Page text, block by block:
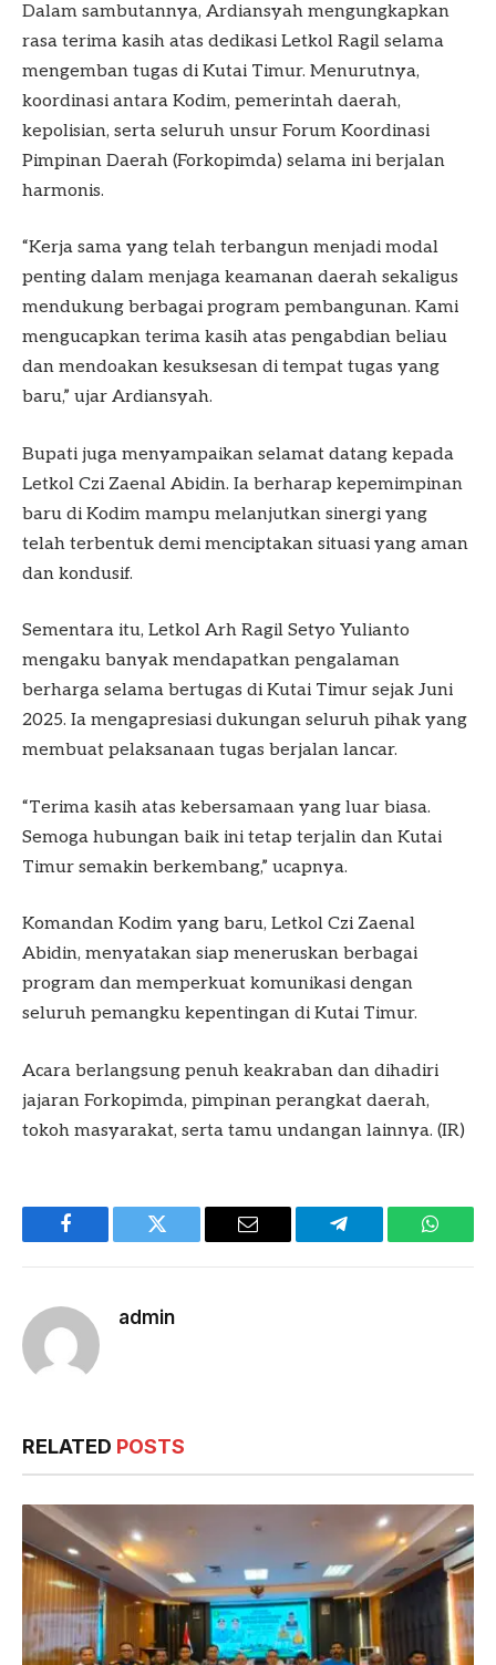
Dalam sambutannya, Ardiansyah mengungkapkan
rasa terima kasih atas dedikasi Letkol Ragil selama
mengemban tugas di Kutai Timur. Menurutnya,
koordinasi antara Kodim, pemerintah daerah,
kepolisian, serta seluruh unsur Forum Koordinasi
Pimpinan Daerah (Forkopimda) selama ini berjalan
harmonis.
“Kerja sama yang telah terbangun menjadi modal
penting dalam menjaga keamanan daerah sekaligus
mendukung berbagai program pembangunan. Kami
mengucapkan terima kasih atas pengabdian beliau
dan mendoakan kesuksesan di tempat tugas yang
baru,” ujar Ardiansyah.
Bupati juga menyampaikan selamat datang kepada
Letkol Czi Zaenal Abidin. Ia berharap kepemimpinan
baru di Kodim mampu melanjutkan sinergi yang
telah terbentuk demi menciptakan situasi yang aman
dan kondusif.
Sementara itu, Letkol Arh Ragil Setyo Yulianto
mengaku banyak mendapatkan pengalaman
berharga selama bertugas di Kutai Timur sejak Juni
2025. Ia mengapresiasi dukungan seluruh pihak yang
membuat pelaksanaan tugas berjalan lancar.
“Terima kasih atas kebersamaan yang luar biasa.
Semoga hubungan baik ini tetap terjalin dan Kutai
Timur semakin berkembang,” ucapnya.
Komandan Kodim yang baru, Letkol Czi Zaenal
Abidin, menyatakan siap meneruskan berbagai
program dan memperkuat komunikasi dengan
seluruh pemangku kepentingan di Kutai Timur.
Acara berlangsung penuh keakraban dan dihadiri
jajaran Forkopimda, pimpinan perangkat daerah,
tokoh masyarakat, serta tamu undangan lainnya. (IR)
Facebook Twitter Email Telegram
admin
RELATED POSTS